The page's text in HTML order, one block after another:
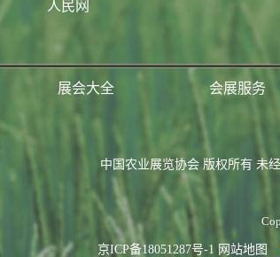
人民网
展会大全 会展服务
中国农业展览协会 版权所有 未
京ICP备18051287号-1 网站地图